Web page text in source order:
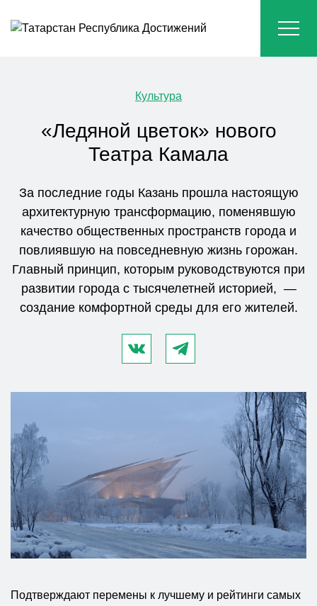
Культура
«Ледяной цветок» нового
Театра Камала
За последние годы Казань прошла настоящую
архитектурную трансформацию, поменявшую
качество общественных пространств города и
повлиявшую на повседневную жизнь горожан.
Главный принцип, которым руководствуются при
развитии города с тысячелетней историей, —
создание комфортной среды для его жителей.
Подтверждают перемены к лучшему и рейтинги самых